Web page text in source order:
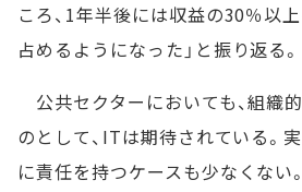
ころ、1年半後には収益の30％以
占めるようになった」と振り返る。
公共セクターにおいても、組織
のとして、ITは期待されている。
に責任を持つケースも少なくない